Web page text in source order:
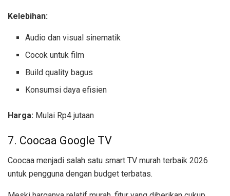
Kelebihan:
Audio dan visual sinematik
Cocok untuk film
Build quality bagus
Konsumsi daya efisien
Harga: Mulai Rp4 jutaan
7. Coocaa Google TV
Coocaa menjadi salah satu smart TV murah terbaik 2026
untuk pengguna dengan budget terbatas.